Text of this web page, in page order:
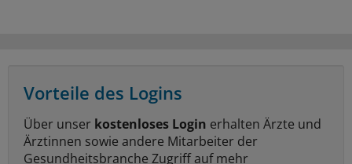
Vorteile des Logins
Über unser kostenloses Login erhalten Ärzte und
Ärztinnen sowie andere Mitarbeiter der
Gesundheitsbranche Zugriff auf mehr